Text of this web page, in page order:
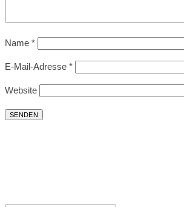
Name *
E-Mail-Adresse *
Website